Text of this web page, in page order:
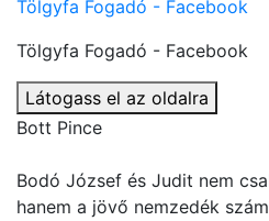
Tölgyfa Fogadó - Facebook
Tölgyfa Fogadó - Facebook
Látogass el az oldalra
Bott Pince
Bodó József és Judit nem
hanem a jövő nemzedék